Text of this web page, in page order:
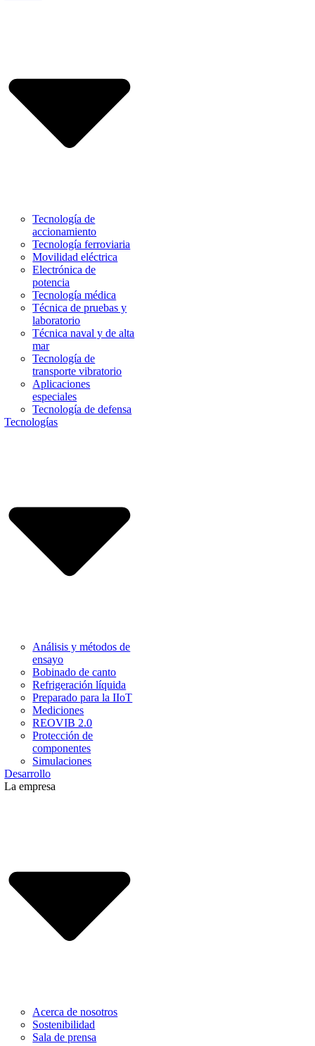
Tecnología de
accionamiento
Tecnología ferroviaria
Movilidad eléctrica
Electrónica de
potencia
Tecnología médica
Técnica de pruebas y
laboratorio
Técnica naval y de alta
mar
Tecnología de
transporte vibratorio
Aplicaciones
especiales
Tecnología de defensa
Tecnologías
Análisis y métodos de
ensayo
Bobinado de canto
Refrigeración líquida
Preparado para la IIoT
Mediciones
REOVIB 2.0
Protección de
componentes
Simulaciones
Desarrollo
La empresa
Acerca de nosotros
Sostenibilidad
Sala de prensa